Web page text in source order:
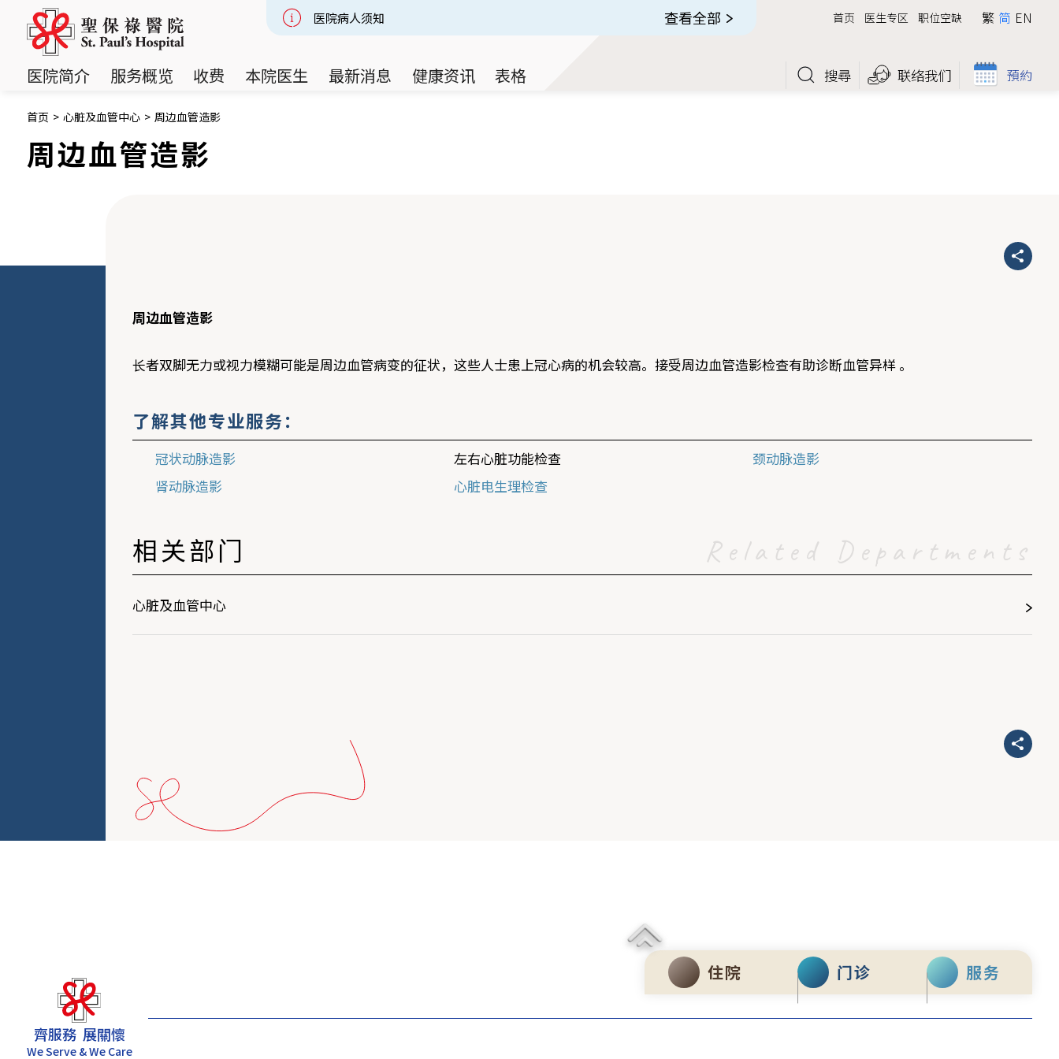
医院病人须知 查看全部 首页 医生专区 职位空缺 繁 简 EN
医院简介 服务概览 收费 本院医生 最新消息 健康资讯 表格 搜尋 联络我们 預約
首页 > 心脏及血管中心 > 周边血管造影
周边血管造影
周边血管造影
长者双脚无力或视力模糊可能是周边血管病变的征状，这些人士患上冠心病的机会较高。接受周边血管造影检查有助诊断血管异样 。
了解其他专业服务：
冠状动脉造影 左右心脏功能检查
颈动脉造影
肾动脉造影
心脏电生理检查
相关部门 Related Departments
心脏及血管中心
住院 门诊 服务
齊服務 展關懷
We Serve & We Care